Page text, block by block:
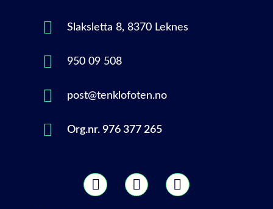
Slaksletta 8, 8370 Leknes
950 09 508
post@tenklofoten.no
Org.nr. 976 377 265